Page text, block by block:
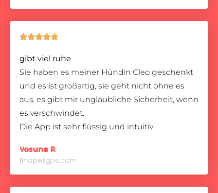

gibt viel ruhe
Sie haben es meiner Hündin Cleo geschenkt
und es ist großartig, sie geht nicht ohne es
aus, es gibt mir unglaubliche Sicherheit, wenn
es verschwindet.
Die App ist sehr flüssig und intuitiv
Yosune P.
findpetgps.com